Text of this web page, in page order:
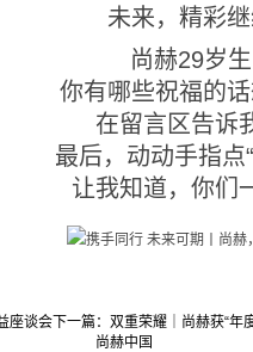
未来，精彩
尚赫29岁生
你有哪些祝福的
在留言区告诉
最后，动动手指点
让我知道，你们
座谈会 下一篇： 双重荣耀｜尚赫获“年
尚赫中国